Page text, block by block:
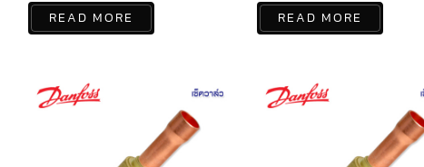
READ MORE READ MORE